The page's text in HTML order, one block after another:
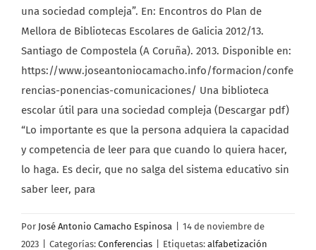
una sociedad compleja”. En: Encontros do Plan de
Mellora de Bibliotecas Escolares de Galicia 2012/13.
Santiago de Compostela (A Coruña). 2013. Disponible en:
https://www.joseantoniocamacho.info/formacion/confe
rencias-ponencias-comunicaciones/ Una biblioteca
escolar útil para una sociedad compleja (Descargar pdf)
“Lo importante es que la persona adquiera la capacidad
y competencia de leer para que cuando lo quiera hacer,
lo haga. Es decir, que no salga del sistema educativo sin
saber leer, para
Por José Antonio Camacho Espinosa
14 de noviembre de
2023
Categorías: Conferencias Etiquetas: alfabetización